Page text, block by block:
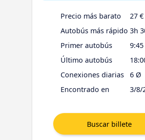
Precio más barato
27 €
Autobús más rápido 3h
Primer autobús
9:45
Último autobús
Conexiones diarias
6 Ø
Encontrado en
3/8/